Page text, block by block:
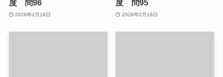
度 問96
2026年2月18日
度 問95
2026年2月18日